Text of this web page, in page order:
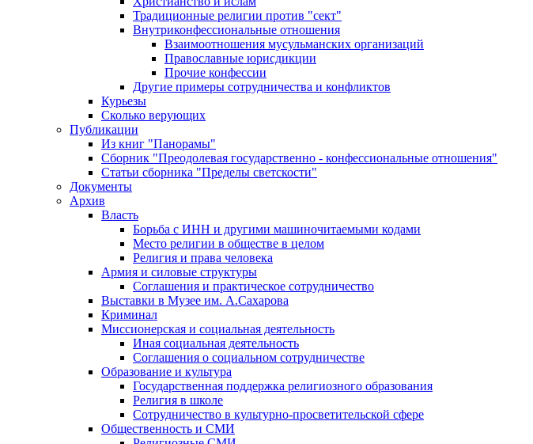
Традиционные религии против "сект"
Внутриконфессиональные отношения
Взаимоотношения мусульманских организаций
Православные юрисдикции
Прочие конфессии
Другие примеры сотрудничества и конфликтов
Курьезы
Сколько верующих
Публикации
Из книг "Панорамы"
Сборник "Преодолевая государственно - конфессиональные отношения"
Статьи сборника "Пределы светскости"
Документы
Архив
Власть
Борьба с ИНН и другими машиночитаемыми кодами
Место религии в обществе в целом
Религия и права человека
Армия и силовые структуры
Соглашения и практическое сотрудничество
Выставки в Музее им. А.Сахарова
Криминал
Миссионерская и социальная деятельность
Иная социальная деятельность
Соглашения о социальном сотрудничестве
Образование и культура
Государственная поддержка религиозного образования
Религия в школе
Сотрудничество в культурно-просветительской сфере
Общественность и СМИ